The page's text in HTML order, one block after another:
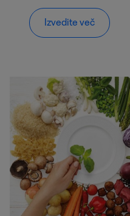
Izvedite več